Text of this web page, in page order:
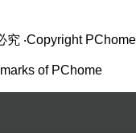
務我，
了，
究 ‧Copyright PChome
of PChome